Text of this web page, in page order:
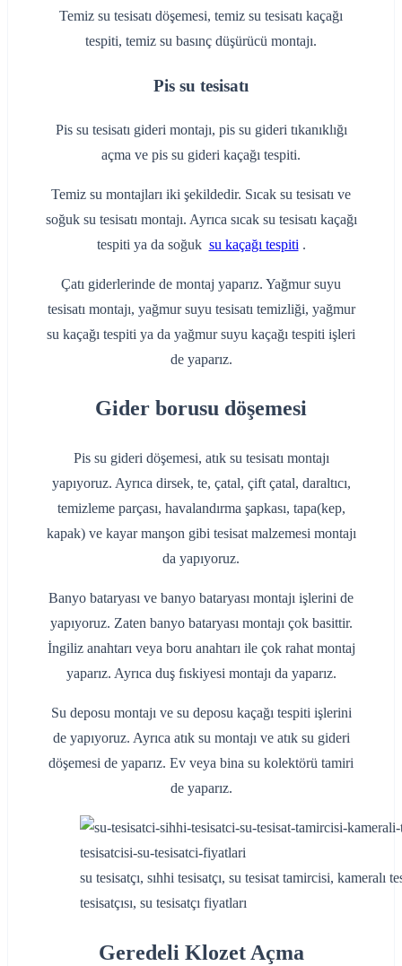
Temiz su tesisatı döşemesi, temiz su tesisatı kaçağı
tespiti, temiz su basınç düşürücü montajı.
Pis su tesisatı
Pis su tesisatı gideri montajı, pis su gideri tıkanıklığı
açma ve pis su gideri kaçağı tespiti.
Temiz su montajları iki şekildedir. Sıcak su tesisatı ve
soğuk su tesisatı montajı. Ayrıca sıcak su tesisatı kaçağı
tespiti ya da soğuk su kaçağı tespiti .
Çatı giderlerinde de montaj yaparız. Yağmur suyu
tesisatı montajı, yağmur suyu tesisatı temizliği, yağmur
su kaçağı tespiti ya da yağmur suyu kaçağı tespiti işleri
de yaparız.
Gider borusu döşemesi
Pis su gideri döşemesi, atık su tesisatı montajı
yapıyoruz. Ayrıca dirsek, te, çatal, çift çatal, daraltıcı,
temizleme parçası, havalandırma şapkası, tapa(kep,
kapak) ve kayar manşon gibi tesisat malzemesi montajı
da yapıyoruz.
Banyo bataryası ve banyo bataryası montajı işlerini de
yapıyoruz. Zaten banyo bataryası montajı çok basittir.
İngiliz anahtarı veya boru anahtarı ile çok rahat montaj
yaparız. Ayrıca duş fıskiyesi montajı da yaparız.
Su deposu montajı ve su deposu kaçağı tespiti işlerini
de yapıyoruz. Ayrıca atık su montajı ve atık su gideri
döşemesi de yaparız. Ev veya bina su kolektörü tamiri
de yaparız.
su tesisatçı, sıhhi tesisatçı, su tesisat tamircisi, kameralı
tesisatçısı, su tesisatçı fiyatları
Geredeli Klozet Açma